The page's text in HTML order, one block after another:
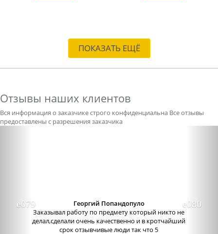
ПОКАЗАТЬ ЕЩЁ
Отзывы наших клиентов
Вся информация о заказчике строго конфиденциальна Все отзывы
предоставлены с разрешения заказчика
Отличный сервис, очень приятные
администраторы. Связь очень хорошо налажена,
поэтому можно узнавать новости о написании
работы. Сама...